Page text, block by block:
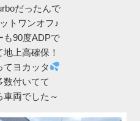
だったんで
トワンオフ♪
も90度ADPで
上高確保！
てヨカッタ
数付いてて
両でした～